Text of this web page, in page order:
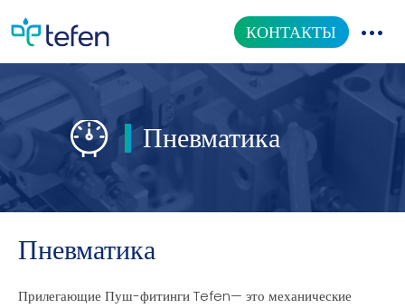
КОНТАКТЫ
КАТАЛОГ ТОВАРОВ
НАША ПРОДУКЦИЯ
ИНФОРМАЦИОННЫЙ ЦЕНТР
О НАС
Пневматика
Пневматика
Прилегающие Пуш-фитинги Tefen— это механические